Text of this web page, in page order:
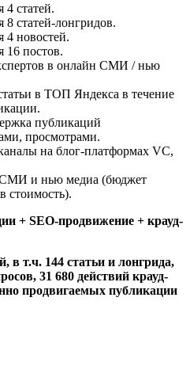
4 статей.
статей-лонгридов.
4 новостей.
16 постов.
в онлайн СМИ / нью
в ТОП Яндекса в течение
публикаций
просмотрами.
на блог-платформах VC,
и нью медиа (бюджет
стоимость).
+ SEO-продвижение + крауд-
в т.ч. 144 статьи и лонгрида,
31 680 действий крауд-
продвигаемых публикации